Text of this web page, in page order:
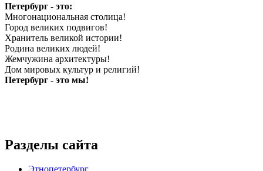
Петербург - это:
Многонациональная столица!
Город великих подвигов!
Хранитель великой истории!
Родина великих людей!
Жемчужина архитектуры!
Дом мировых культур и религий!
Петербург - это мы!
Разделы сайта